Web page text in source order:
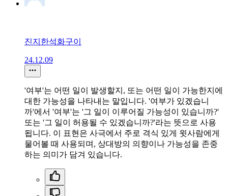
진지한석화구이
24.12.09
'여부'는 어떤 일이 발생할지, 또는 어떤 일이 가능한지에
대한 가능성을 나타내는 말입니다. '여부가 있겠습니
까'에서 '여부'는 '그 일이 이루어질 가능성이 있습니까?'
또는 '그 일이 허용될 수 있겠습니까?'라는 뜻으로 사용
됩니다. 이 표현은 사극에서 주로 격식 있게 윗사람에게
물어볼 때 사용되며, 상대방의 의향이나 가능성을 존중
하는 의미가 담겨 있습니다.